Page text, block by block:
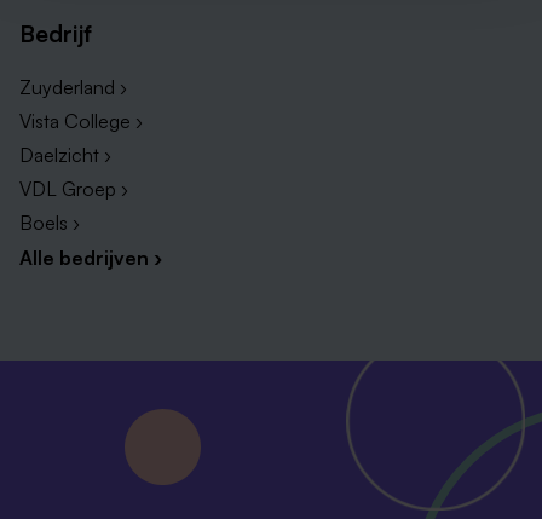
Bedrijf
Zuyderland ›
Vista College ›
Daelzicht ›
VDL Groep ›
Boels ›
Alle bedrijven ›